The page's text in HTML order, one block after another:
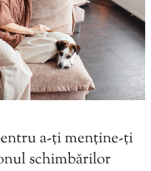
a-ți menține-ți
schimbărilor